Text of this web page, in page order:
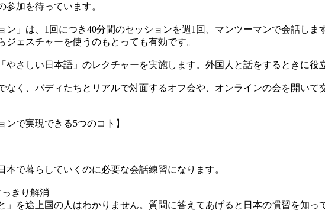
参加を待っています。
ン」は、1回につき40分間のセッションを週1回、マンツーマンで会話し
ジェスチャーを使うのもとっても有効です。
やさしい日本語」のレクチャーを実施します。外国人と話をするときに
なく、バディたちとリアルで対面するオフ会や、オンラインの会を開い
ンで実現できる5つのコト】
本で暮らしていくのに必要な会話練習になります。
きり解消
」を途上国の人はわかりません。質問に答えてあげると日本の慣習を知っ